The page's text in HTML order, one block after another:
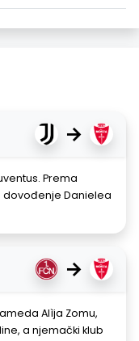
→
Prema
dovođenje Danielea
→
Alìja Zomu,
a njemački klub